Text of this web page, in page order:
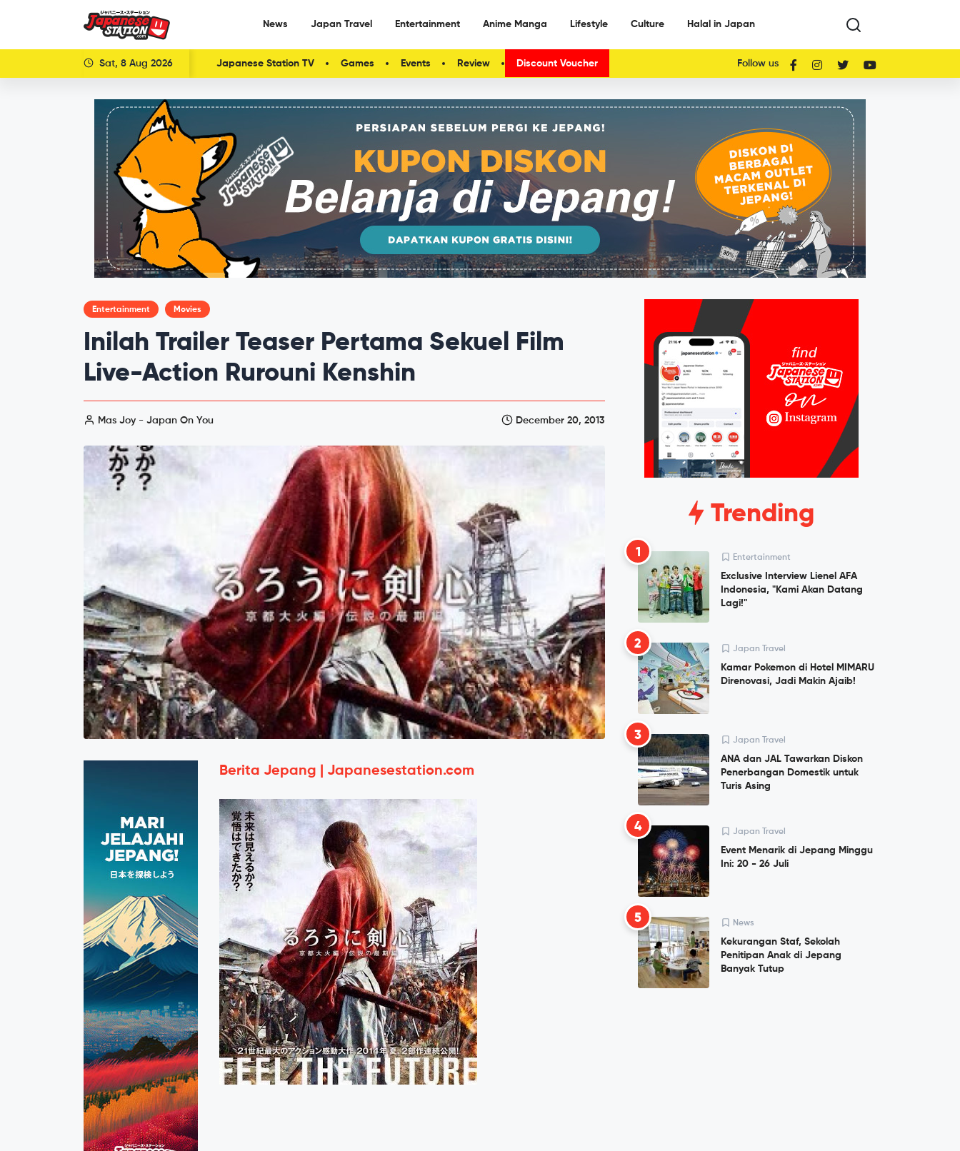
News Japan Travel Entertainment Anime Manga Lifestyle Culture Halal in Japan
Sat, 8 Aug 2026 Japanese Station TV Games Events Review Discount Voucher Follow us
Entertainment Movies
Inilah Trailer Teaser Pertama Sekuel Film
Live-Action Rurouni Kenshin
Mas Joy - Japan On You December 20, 2013
Berita Jepang | Japanesestation.com
Trending
1 Entertainment
Exclusive Interview Lienel AFA
Indonesia, "Kami Akan Datang
Lagi!"
2 Japan Travel
Kamar Pokemon di Hotel MIMARU
Direnovasi, Jadi Makin Ajaib!
3 Japan Travel
ANA dan JAL Tawarkan Diskon
Penerbangan Domestik untuk
Turis Asing
4 Japan Travel
Event Menarik di Jepang Minggu
Ini: 20 - 26 Juli
5 News
Kekurangan Staf, Sekolah
Penitipan Anak di Jepang
Banyak Tutup